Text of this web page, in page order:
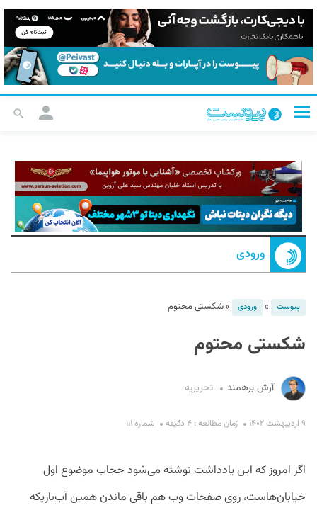
ورودی
پیوست » ورودی »شکستی محتوم
شکستی محتوم
آرش برهمند تحریریه
۹ اردیبهشت ۱۴۰۲ زمان مطالعه : ۴ دقیقه شماره ۱۱۱
اگر امروز که این یادداشت نوشته می‌شود حجاب موضوع اول
خیابان‌هاست، روی صفحات وب هم باقی ‌ماندن همین آب‌باریکه